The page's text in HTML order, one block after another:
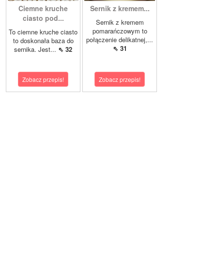
Ciemne kruche
ciasto pod...
To ciemne kruche ciasto
to doskonała baza do
sernika. Jest... ⇖ 32
Zobacz przepis!
Sernik z kremem...
Sernik z kremem
pomarańczowym to
połączenie delikatnej,...
⇖ 31
Zobacz przepis!